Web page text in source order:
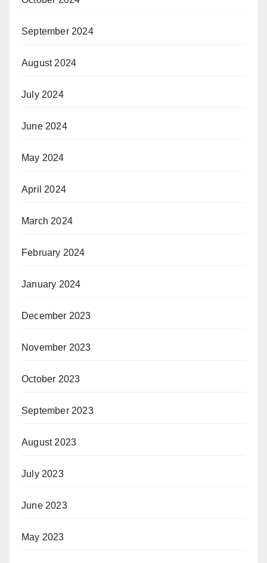
September 2024
August 2024
July 2024
June 2024
May 2024
April 2024
March 2024
February 2024
January 2024
December 2023
November 2023
October 2023
September 2023
August 2023
July 2023
June 2023
May 2023